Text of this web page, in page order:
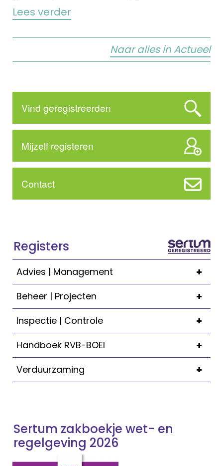
Lees verder
Naar alles in Actueel
Vind geregistreerden
Mijzelf registeren
Contact
Registers
+
Advies | Management
+
Beheer | Projecten
+
Inspectie | Controle
+
Handboek RVB-BOEI
+
Verduurzaming
Sertum zakboekje wet- en
regelgeving 2026